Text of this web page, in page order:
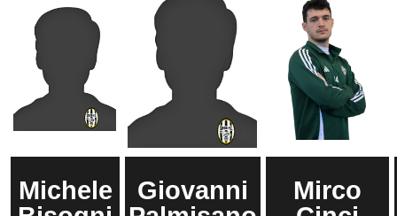
Michele
Giovanni
Mirco